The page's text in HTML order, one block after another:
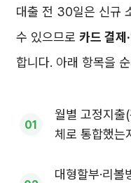
대출 전 30일은 신규
수 있으므로 카드 결제
합니다. 아래 항목을
월별 고정지출
체로 통합했는
대형할부·리